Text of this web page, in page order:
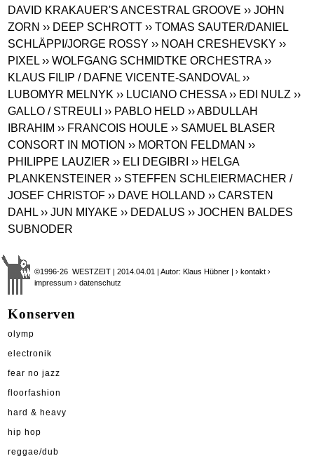
DAVID KRAKAUER'S ANCESTRAL GROOVE ›› JOHN
ZORN ›› DEEP SCHROTT ›› TOMAS SAUTER/DANIEL
SCHLÄPPI/JORGE ROSSY ›› NOAH CRESHEVSKY ››
PIXEL ›› WOLFGANG SCHMIDTKE ORCHESTRA ››
KLAUS FILIP / DAFNE VICENTE-SANDOVAL ››
LUBOMYR MELNYK ›› LUCIANO CHESSA ›› EDI NULZ ››
GALLO / STREULI ›› PABLO HELD ›› ABDULLAH
IBRAHIM ›› FRANCOIS HOULE ›› SAMUEL BLASER
CONSORT IN MOTION ›› MORTON FELDMAN ››
PHILIPPE LAUZIER ›› ELI DEGIBRI ›› HELGA
PLANKENSTEINER ›› STEFFEN SCHLEIERMACHER /
JOSEF CHRISTOF ›› DAVE HOLLAND ›› CARSTEN
DAHL ›› JUN MIYAKE ›› DEDALUS ›› JOCHEN BALDES
SUBNODER
©1996-26 WESTZEIT | 2014.04.01 | Autor: Klaus Hübner |› kontakt ›
impressum › datenschutz
Konserven
olymp
electronik
fear no jazz
floorfashion
hard & heavy
hip hop
reggae/dub